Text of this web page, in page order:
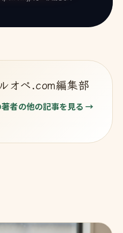
オペ.com編集部
著者の他の記事を見る →